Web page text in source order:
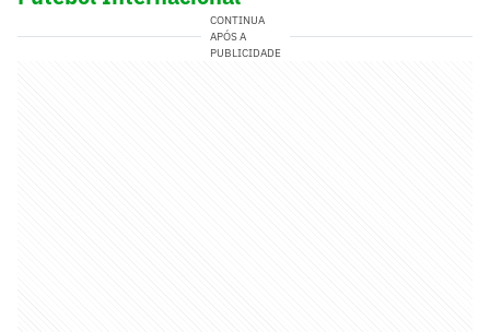
CONTINUA
APÓS A
PUBLICIDADE